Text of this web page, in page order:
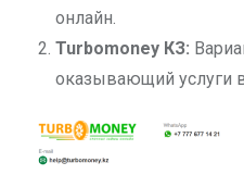
онлайн.
Turbomoney КЗ:
оказывающий услуги